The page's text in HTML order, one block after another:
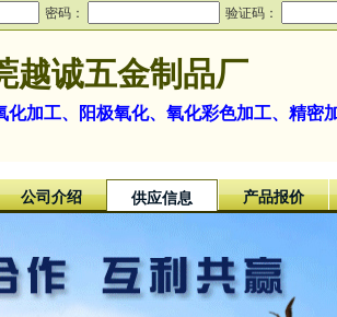
密码： 验证码：
越诚五金制品厂
化加工、阳极氧化、氧化彩色加工、精密
公司介绍 供应信息 产品报价